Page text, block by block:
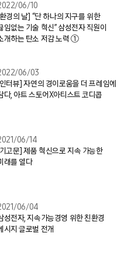
06/10
경의 날] “단 하나의 지구를 위한
임없는 기술 혁신” 삼성전자 직원이
개하는 탄소 저감 노력 ①
06/03
터뷰] 자연의 경이로움을 더 프레임에
다, 아트 스토어X아티스트 코디콥
06/14
고문] 제품 혁신으로 지속 가능한
래를 열다
06/04
성전자, 지속가능경영 위한 친환경
시지 글로벌 전개